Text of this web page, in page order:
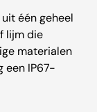
één geheel
lijm die
materialen
een IP67-